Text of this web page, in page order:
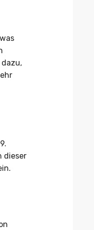
dieser